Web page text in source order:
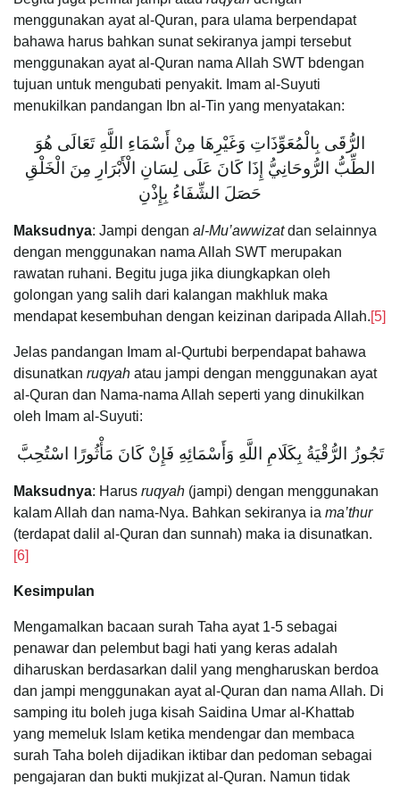
menggunakan ayat al-Quran, para ulama berpendapat
bahawa harus bahkan sunat sekiranya jampi tersebut
menggunakan ayat al-Quran nama Allah SWT bdengan
tujuan untuk mengubati penyakit. Imam al-Suyuti
menukilkan pandangan Ibn al-Tin yang menyatakan:
الرُّقَى بِالْمُعَوِّذَاتِ وَغَيْرِهَا مِنْ أَسْمَاءِ اللَّهِ تَعَالَى هُوَ
الطِّبُّ الرُّوحَانِيُّ إِذَا كَانَ عَلَى لِسَانِ الْأَبْرَارِ مِنَ الْخَلْقِ
حَصَلَ الشِّفَاءُ بِإِذْنِ
Maksudnya: Jampi dengan al-Mu’awwizatdan selainnya
dengan menggunakan nama Allah SWT merupakan
rawatan ruhani. Begitu juga jika diungkapkan oleh
golongan yang salih dari kalangan makhluk maka
mendapat kesembuhan dengan keizinan daripada Allah. [5]
Jelas pandangan Imam al-Qurtubi berpendapat bahawa
disunatkan ruqyah atau jampi dengan menggunakan ayat
al-Quran dan Nama-nama Allah seperti yang dinukilkan
oleh Imam al-Suyuti:
تَجُوزُ الرُّقْيَةُ بِكَلَامِ اللَّهِ وَأَسْمَائِهِ فَإِنْ كَانَ مَأْثُورًا اسْتُحِبَّ
Maksudnya: Harus ruqyah (jampi) dengan menggunakan
kalam Allah dan nama-Nya. Bahkan sekiranya ia ma’thur
(terdapat dalil al-Quran dan sunnah) maka ia disunatkan.
[6]
Kesimpulan
Mengamalkan bacaan surah Taha ayat 1-5 sebagai
penawar dan pelembut bagi hati yang keras adalah
diharuskan berdasarkan dalil yang mengharuskan berdoa
dan jampi menggunakan ayat al-Quran dan nama Allah. Di
samping itu boleh juga kisah Saidina Umar al-Khattab
yang memeluk Islam ketika mendengar dan membaca
surah Taha boleh dijadikan iktibar dan pedoman sebagai
pengajaran dan bukti mukjizat al-Quran. Namun tidak